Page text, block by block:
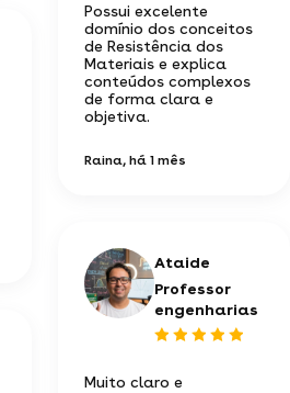
Possui excelente
domínio dos conceitos
de Resistência dos
Materiais e explica
conteúdos complexos
de forma clara e
objetiva.
Raina, há 1 mês
Ataide
Professor
engenharias
Muito claro e